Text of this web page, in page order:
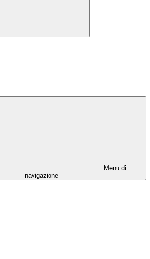
Menu di
navigazione